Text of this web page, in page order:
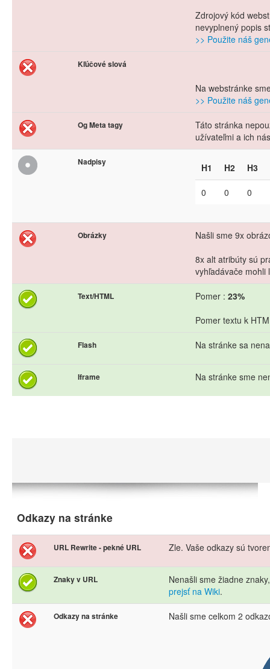
Zdrojový kód
nevyplnený popis
>> Použite náš
Kľúčové slová
Na webstránke
>> Použite náš
Og Meta tagy
Táto stránka
užívateľmi a ich
Nadpisy H1 H2 H3
0 0 0
Obrázky
Našli sme 9x
8x alt atribúty sú
vyhľadávače mohli
Text/HTML Pomer : 23%
Pomer textu k
Flash Na stránke sa
Iframe Na stránke sme
Odkazy na stránke
URL Rewrite - pekné URL Zle. Vaše odkazy sú
Znaky v URL
Nenašli sme žiadne
prejsť na Wiki.
Odkazy na stránke Našli sme celkom 2